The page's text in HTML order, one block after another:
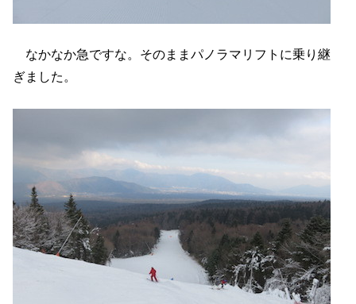
なかなか急ですな。そのままパノラマリフトに乗り継
ぎました。